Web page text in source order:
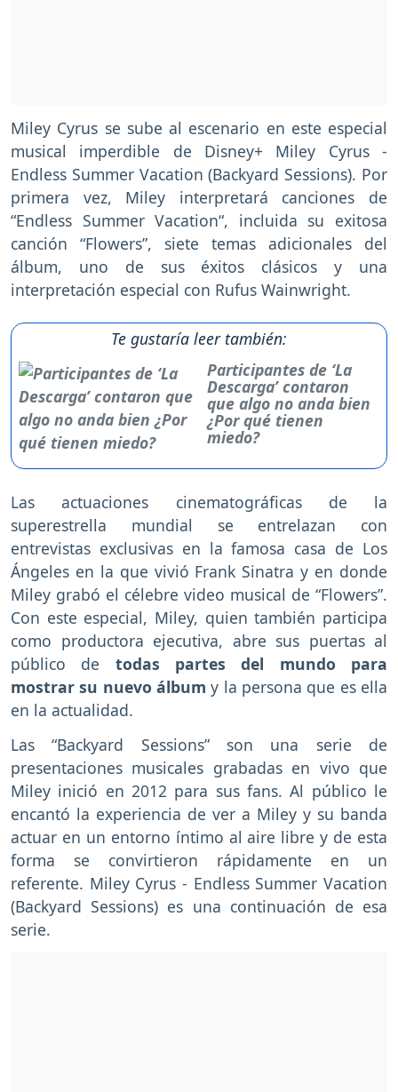
Miley Cyrus se sube al escenario en este especial
musical imperdible de Disney+ Miley Cyrus -
Endless Summer Vacation (Backyard Sessions). Por
primera vez, Miley interpretará canciones de
“Endless Summer Vacation“, incluida su exitosa
canción “Flowers”, siete temas adicionales del
álbum, uno de sus éxitos clásicos y una
interpretación especial con Rufus Wainwright.
Te gustaría leer también:
Participantes de ‘La
Descarga’ contaron
que algo no anda bien
¿Por qué tienen
miedo?
Las actuaciones cinematográficas de la
superestrella mundial se entrelazan con
entrevistas exclusivas en la famosa casa de Los
Ángeles en la que vivió Frank Sinatra y en donde
Miley grabó el célebre video musical de “Flowers”.
Con este especial, Miley, quien también participa
como productora ejecutiva, abre sus puertas al
público de todas partes del mundo para
mostrar su nuevo álbumy la persona que es ella
en la actualidad.
Las “Backyard Sessions” son una serie de
presentaciones musicales grabadas en vivo que
Miley inició en 2012 para sus fans. Al público le
encantó la experiencia de ver a Miley y su banda
actuar en un entorno íntimo al aire libre y de esta
forma se convirtieron rápidamente en un
referente. Miley Cyrus - Endless Summer Vacation
(Backyard Sessions) es una continuación de esa
serie.